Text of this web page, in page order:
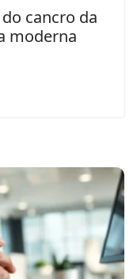
cancro da
moderna